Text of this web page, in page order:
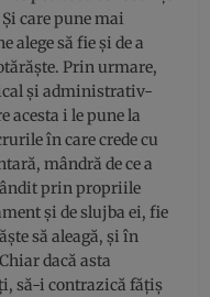
care pune mai
alege să fie și de a
Prin urmare,
și administrativ-
acesta i le pune la
în care crede cu
mândră de ce a
prin propriile
și de slujba ei, fie
să aleagă, și în
dacă asta
să-i contrazică fățiș